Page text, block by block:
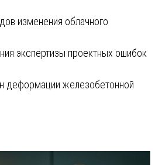
изменения облачного
экспертизы проектных ошибок
деформации железобетонной